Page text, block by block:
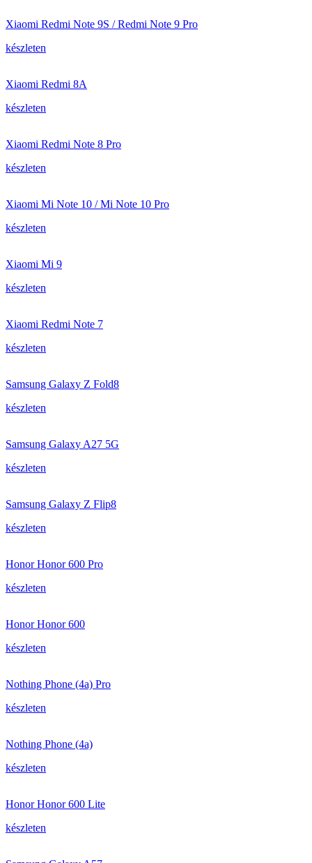
Xiaomi Redmi Note 9S / Redmi Note 9 Pro
készleten
Xiaomi Redmi 8A
készleten
Xiaomi Redmi Note 8 Pro
készleten
Xiaomi Mi Note 10 / Mi Note 10 Pro
készleten
Xiaomi Mi 9
készleten
Xiaomi Redmi Note 7
készleten
Samsung Galaxy Z Fold8
készleten
Samsung Galaxy A27 5G
készleten
Samsung Galaxy Z Flip8
készleten
Honor Honor 600 Pro
készleten
Honor Honor 600
készleten
Nothing Phone (4a) Pro
készleten
Nothing Phone (4a)
készleten
Honor Honor 600 Lite
készleten